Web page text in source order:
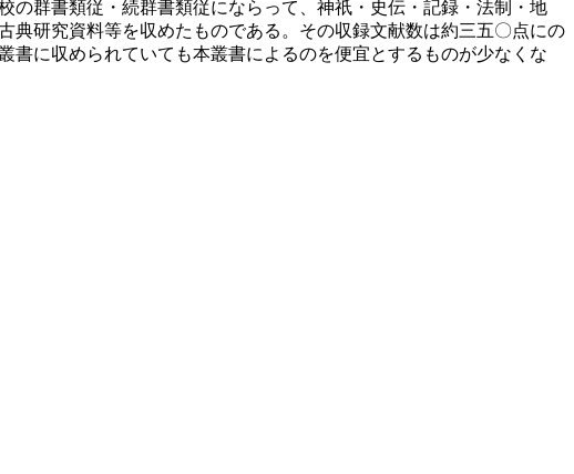
群書類従・続群書類従にならって、神祇・史伝・記録・法制・地
研究資料等を収めたものである。その収録文献数は約三五〇点にの
に収められていても本叢書によるのを便宜とするものが少なくな